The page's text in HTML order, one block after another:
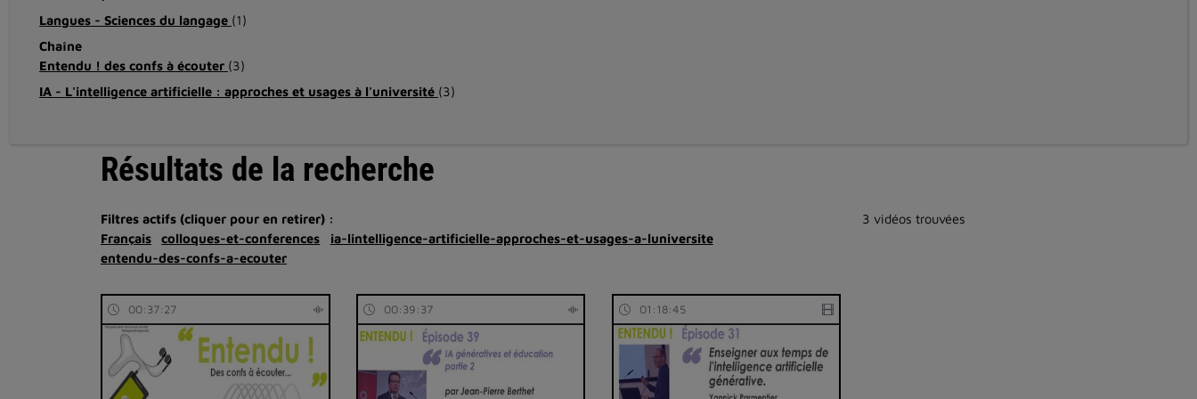
Langues - Sciences du langage (1)
Chaîne
Entendu ! des confs à écouter (3)
IA - L'intelligence artificielle : approches et usages à l'université (3)
Résultats de la recherche
Filtres actifs (cliquer pour en retirer) :
Français
colloques-et-conferences
ia-lintelligence-artificielle-approches-et-usages-a-luniversite
entendu-des-confs-a-ecouter
3 vidéos trouvées
00:37:27 00:39:37 01:18:45